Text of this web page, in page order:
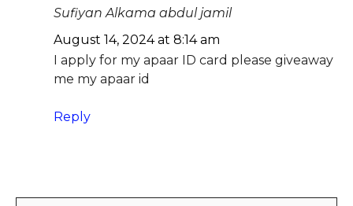
Sufiyan Alkama abdul jamil
August 14, 2024 at 8:14 am
I apply for my apaar ID card please giveaway
me my apaar id
Reply